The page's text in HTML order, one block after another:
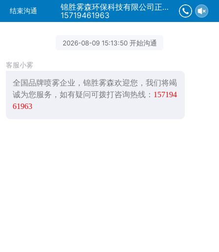
结束沟通
锦胜雾森环保科技有限公司正在为您服务
15719461963
2026-08-09 15:13:50 开始沟通
客服小雾
全国品牌喷雾企业，锦胜雾森欢迎您，我们将竭
诚为您服务，如有疑问可拨打咨询热线： 157194
61963